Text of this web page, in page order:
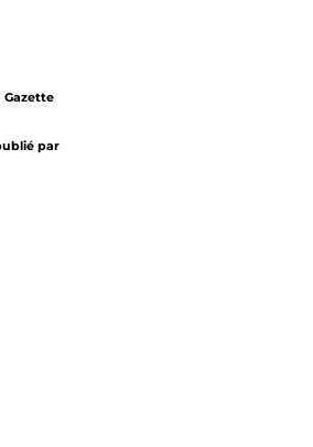
Gazette
par